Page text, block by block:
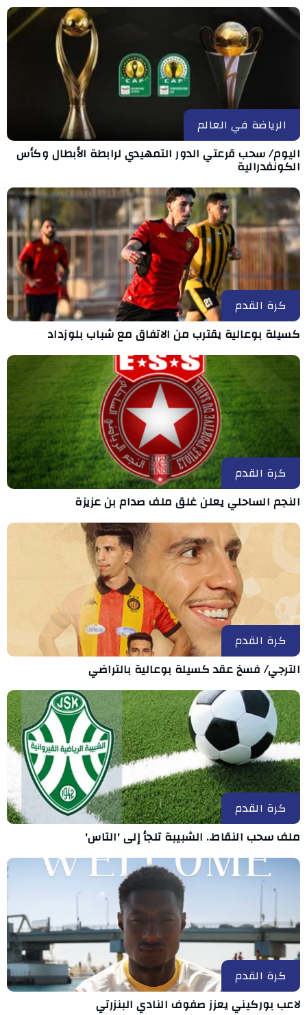
الرياضة في العالم
اليوم/ سحب قرعتي الدور التمهيدي لرابطة الأبطال وكأس
الكونفدرالية
كرة القدم
كسيلة بوعالية يقترب من الاتفاق مع شباب بلوزداد
كرة القدم
النجم الساحلي يعلن غلق ملف صدام بن عزيزة
كرة القدم
الترجي/ فسخ عقد كسيلة بوعالية بالتراضي
كرة القدم
ملف سحب النقاط.. الشبيبة تلجأ إلى 'التاس'
كرة القدم
لاعب بوركيني يعزز صفوف النادي البنزرتي